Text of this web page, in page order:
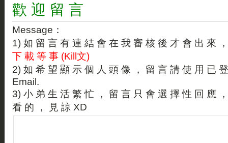
歡 迎 留 言
Message：
1) 如 留 言 有 連 結 會 在 我 審 核 後 才 會 出 來
下 載 等 事 (Kill文)
2) 如 希 望 顯 示 個 人 頭 像 ， 留 言 請 使 用 已
Email.
3) 小 弟 生 活 繁 忙 ， 留 言 只 會 選 擇 性 回 應
看 的 ， 見 諒 XD